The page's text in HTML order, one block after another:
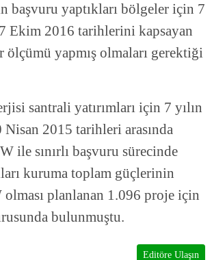
başvuru yaptıkları bölgeler için 7
Ekim 2016 tarihlerini kapsayan
ölçümü yapmış olmaları gerektiği
santrali yatırımları için 7 yılın
Nisan 2015 tarihleri arasında
ile sınırlı başvuru sürecinde
kuruma toplam güçlerinin
planlanan 1.096 proje için
bulunmuştu.
Editöre Ulaşın